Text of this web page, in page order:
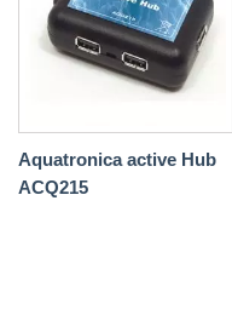
Aquatronica active Hub
ACQ215